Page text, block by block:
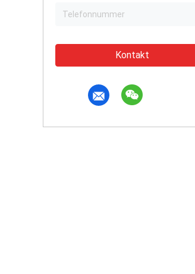
Kontakt